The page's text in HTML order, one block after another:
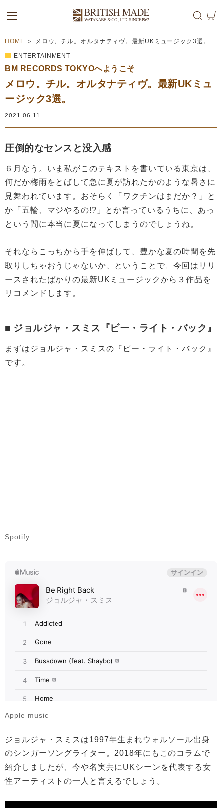
ALL MEN
WOMEN
HOME ＞ メロウ。チル。オルタナティヴ。最新UKミュージック3選。
ENTERTAINMENT
BM RECORDS TOKYOへようこそ
メロウ。チル。オルタナティヴ。最新UKミュ
ージック3選。
2021.06.11
圧倒的なセンスと没入感
６月なう。いま私がこのテキストを書いている東京は、
何だか梅雨をとばして急に夏が訪れたかのような暑さに
見舞われています。おそらく「ワクチンはまだか？」と
か「五輪、マジやるの!?」とか言っているうちに、あっ
という間に本当に夏になってしまうのでしょうね。
それならこっちから手を伸ばして、豊かな夏の時間を先
取りしちゃおうじゃないか、ということで、今回はリリ
ースされたばかりの最新UKミュージックから３作品を
リコメンドします。
■ ジョルジャ・スミス『ビー・ライト・バック』
まずはジョルジャ・スミスの『ビー・ライト・バック』
です。
Spotify
Apple music
ジョルジャ・スミスは1997年生まれウォルソール出身
のシンガーソングライター。2018年にもこのコラムで
紹介しましたが、今や名実共にUKシーンを代表する女
性アーティストの一人と言えるでしょう。